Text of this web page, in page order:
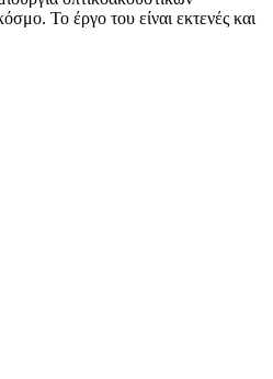
Το έργο του είναι εκτενές και